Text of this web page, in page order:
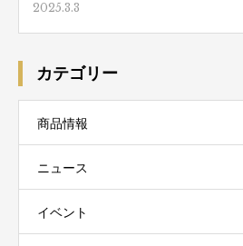
2025.3.3
カテゴリー
商品情報
ニュース
イベント